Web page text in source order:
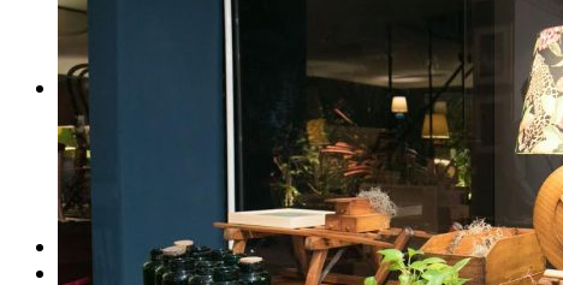
COLUNA SERGIO ZOBARAN
COLUNA WAIR DE PAULA
CONEXÕES
QUEM SOMOS
CONTATO